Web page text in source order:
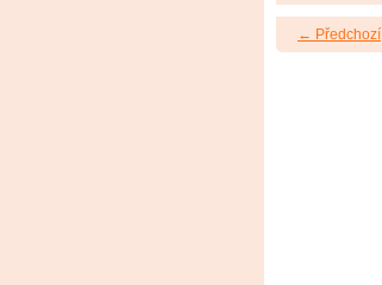
← Předchozí